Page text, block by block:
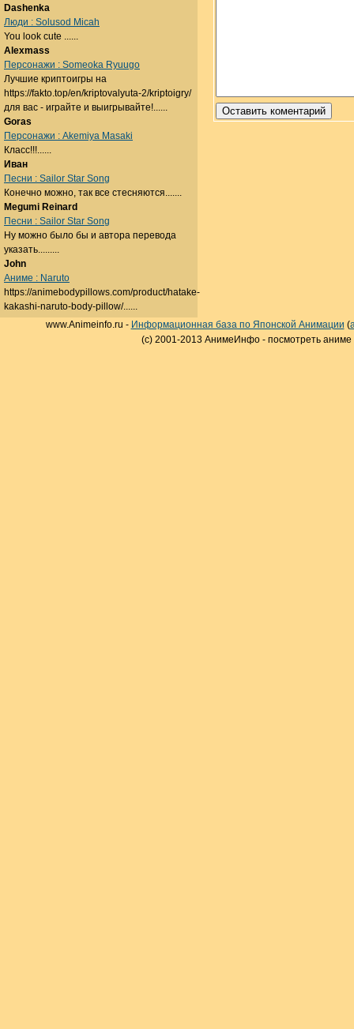
Dashenka
Люди : Solusod Micah
You look cute ......
Alexmass
Персонажи : Someoka Ryuugo
Лучшие криптоигры на
https://fakto.top/en/kriptovalyuta-2/kriptoigry/
для вас - играйте и выигрывайте!......
Goras
Персонажи : Akemiya Masaki
Класс!!!......
Иван
Песни : Sailor Star Song
Конечно можно, так все стесняются.......
Megumi Reinard
Песни : Sailor Star Song
Ну можно было бы и автора перевода
указать.........
John
Аниме : Naruto
https://animebodypillows.com/product/hatake-
kakashi-naruto-body-pillow/......
www.Animeinfo.ru - Информационная база по Японской Анимации (
(c) 2001-2013 АнимеИнфо - посмотреть аниме